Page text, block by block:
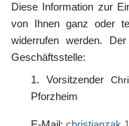
Diese Information zur
von Ihnen ganz oder
widerrufen werden.
Geschäftsstelle:
1. Vorsitzender
Pforzheim